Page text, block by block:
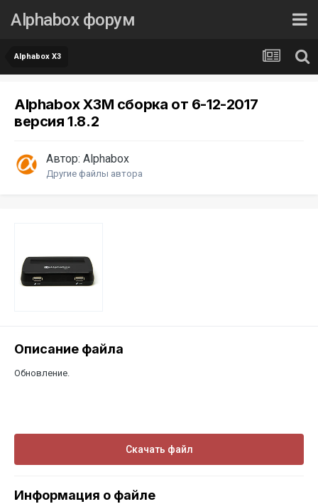
Alphabox форум
Alphabox X3
Alphabox X3M сборка от 6-12-2017
версия 1.8.2
Автор: Alphabox
Другие файлы автора
Описание файла
Обновление.
Скачать файл
Информация о файле